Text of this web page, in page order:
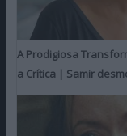
A Prodigiosa
a Crítica | Samir